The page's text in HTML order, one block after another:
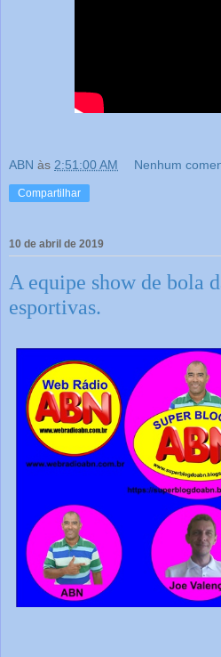
ABN às 2:51:00 AM Nenhum
Compartilhar
10 de abril de 2019
A equipe show de bola
esportivas.